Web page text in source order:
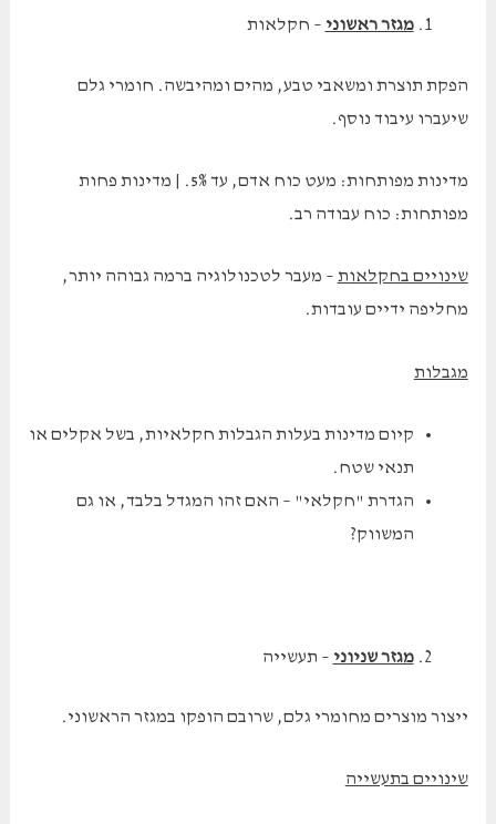
מגזר ראשוני – חקלאות
הפקת תוצרת ומשאבי טבע, מהים ומהיבשה. חומרי גלם
שיעברו עיבוד נוסף.
מדינות מפותחות: מעט כוח אדם, עד 5%. | מדינות פחות
מפותחות: כוח עבודה רב.
שינויים בחקלאות – מעבר לטכנולוגיה ברמה גבוהה יותר,
מחליפה ידיים עובדות.
מגבלות
קיום מדינות בעלות הגבלות חקלאיות, בשל אקלים או
תנאי שטח.
הגדרת "חקלאי" – האם זהו המגדל בלבד, או גם
המשווק?
מגזר שניוני – תעשייה
ייצור מוצרים מחומרי גלם, שרובם הופקו במגזר הראשוני.
שינויים בתעשייה